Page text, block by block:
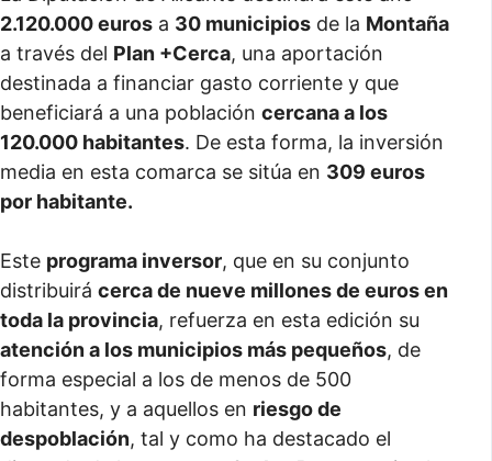
2.120.000 euros a 30 municipios de la Montaña
a través del Plan +Cerca, una aportación
destinada a financiar gasto corriente y que
beneficiará a una población cercana a los
120.000 habitantes. De esta forma, la inversión
media en esta comarca se sitúa en 309 euros
por habitante.
Este programa inversor, que en su conjunto
distribuirá cerca de nueve millones de euros en
toda la provincia, refuerza en esta edición su
atención a los municipios más pequeños, de
forma especial a los de menos de 500
habitantes, y a aquellos en riesgo de
despoblación, tal y como ha destacado el